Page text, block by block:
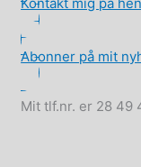
Abonner på mit
Mit tlf.nr. er 28 49